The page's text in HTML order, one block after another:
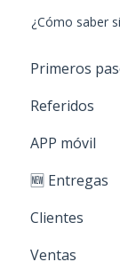
¿Cómo saber
Primeros
Paso 1:
Paso 2:
Paso 3:
Paso 4:
Referidos
APP móvil
Primeros
🆕 Entregas
Clientes
Creación y
Ventas